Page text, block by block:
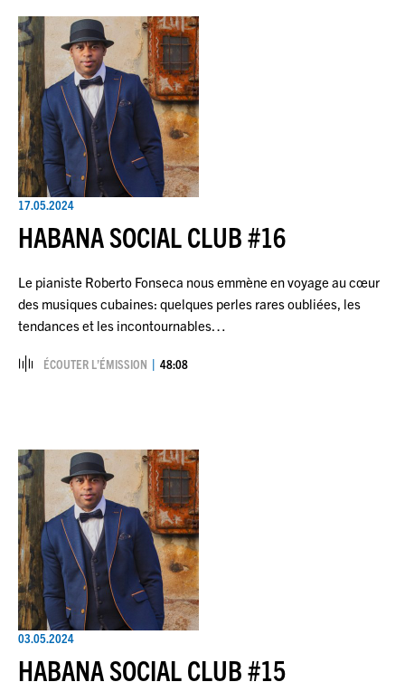
17.05.2024
HABANA SOCIAL CLUB #16
Le pianiste Roberto Fonseca nous emmène en voyage au cœur
des musiques cubaines: quelques perles rares oubliées, les
tendances et les incontournables…
ÉCOUTER L’ÉMISSION 48:08
03.05.2024
HABANA SOCIAL CLUB #15